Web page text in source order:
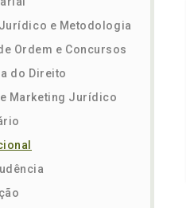
e Metodologia
Ordem e Concursos
do Direito
Marketing Jurídico
Também